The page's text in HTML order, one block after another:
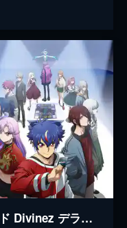
カードファイト!! ヴァンガード Divinez デラックス編